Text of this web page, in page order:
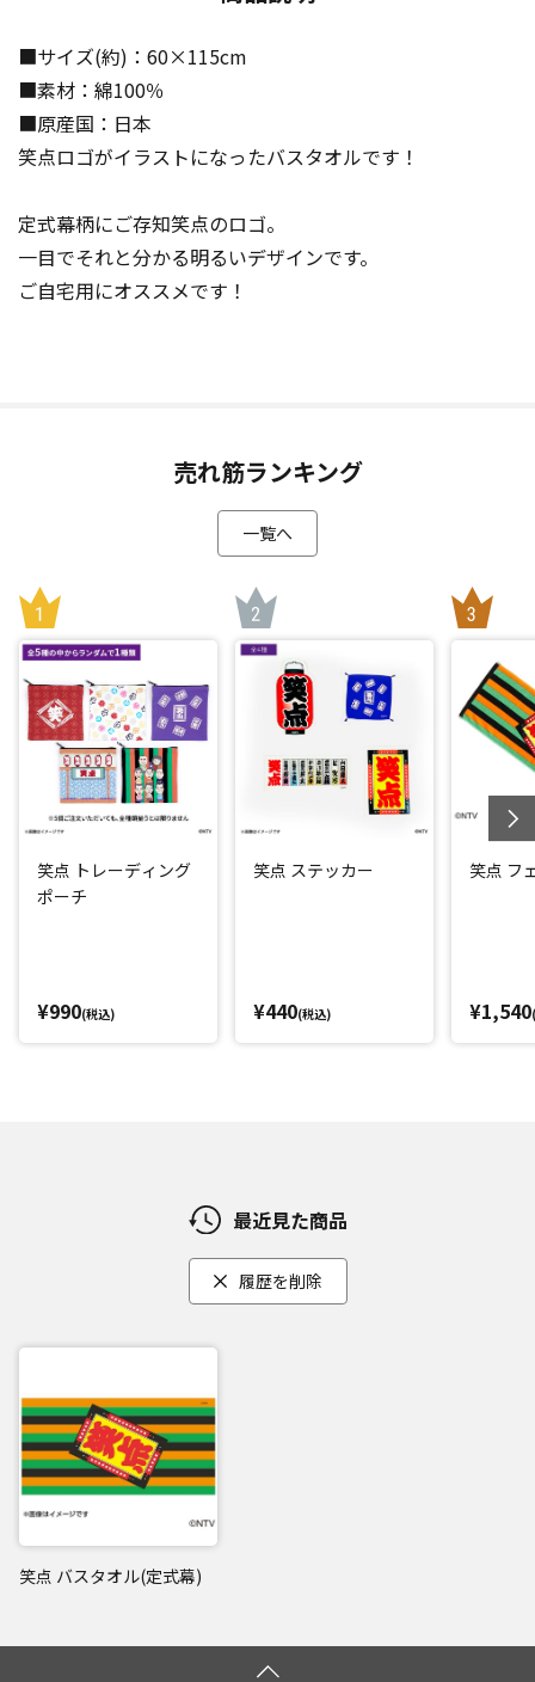
■サイズ(約)：60×115cm
■素材：綿100％
■原産国：日本
笑点ロゴがイラストになったバスタオルです！
定式幕柄にご存知笑点のロゴ。
一目でそれと分かる明るいデザインです。
ご自宅用にオススメです！
売れ筋ランキング
一覧へ
笑点 トレーディング
ポーチ
¥990(税込)
笑点 ステッカー
¥440(税込)
笑点 フ
¥1,540
最近見た商品
履歴を削除
笑点 バスタオル(定式幕)